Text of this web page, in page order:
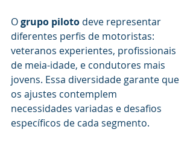
O grupo piloto deve representar
diferentes perfis de motoristas:
veteranos experientes, profissionais
de meia-idade, e condutores mais
jovens. Essa diversidade garante que
os ajustes contemplem
necessidades variadas e desafios
específicos de cada segmento.